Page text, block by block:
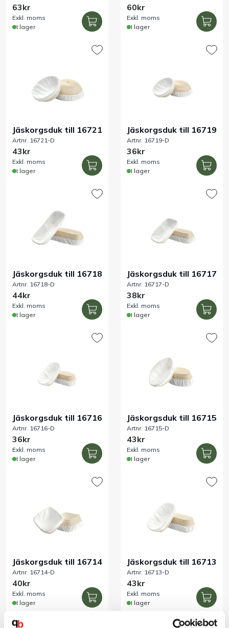
Outlet
Kundtjänst
63kr
Exkl. moms
I lager
60kr
Exkl. moms
I lager
Jäskorgsduk till 16721
Artnr. 16721-D
43kr
Exkl. moms
I lager
Jäskorgsduk till 16719
Artnr. 16719-D
36kr
Exkl. moms
I lager
Jäskorgsduk till 16718
Artnr. 16718-D
44kr
Exkl. moms
I lager
Jäskorgsduk till 16717
Artnr. 16717-D
38kr
Exkl. moms
I lager
Jäskorgsduk till 16716
Artnr. 16716-D
36kr
Exkl. moms
I lager
Jäskorgsduk till 16715
Artnr. 16715-D
43kr
Exkl. moms
I lager
Jäskorgsduk till 16714
Artnr. 16714-D
40kr
Exkl. moms
I lager
Jäskorgsduk till 16713
Artnr. 16713-D
43kr
Exkl. moms
I lager